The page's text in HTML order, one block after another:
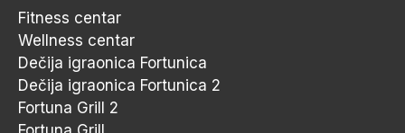
Fitness centar
Wellness centar
Dečija igraonica Fortunica
Dečija igraonica Fortunica 2
Fortuna Grill 2